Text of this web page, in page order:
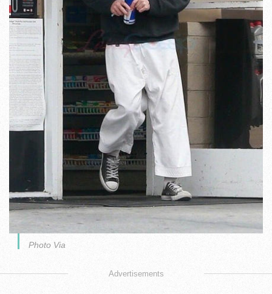
Photo Via
Advertisements